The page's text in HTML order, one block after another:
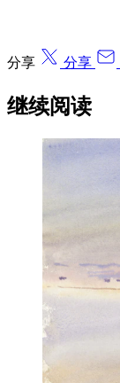
分享 分享
继续阅读